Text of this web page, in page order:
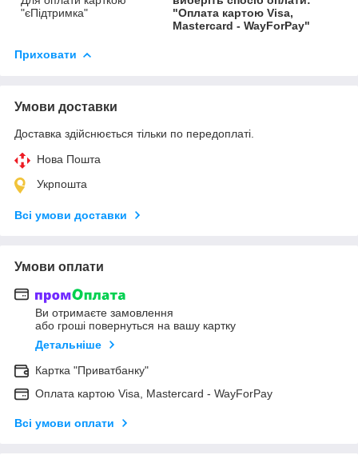
"єПідтримка"
"Оплата картою Visa,
Mastercard - WayForPay"
Приховати
Умови доставки
Доставка здійснюється тільки по передоплаті.
Нова Пошта
Укрпошта
Всі умови доставки
Умови оплати
Ви отримаєте замовлення
або гроші повернуться на вашу картку
Детальніше
Картка "Приватбанку"
Оплата картою Visa, Mastercard - WayForPay
Всі умови оплати